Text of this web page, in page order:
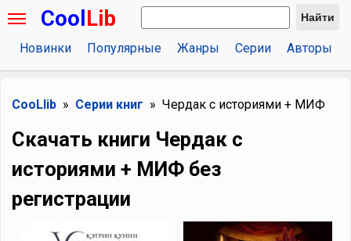
Cool Lib Найти
Новинки Популярные Жанры Серии Авторы
CooLlib Серии книг Чердак с историями + МИФ
Скачать книги Чердак с
историями + МИФ без
регистрации